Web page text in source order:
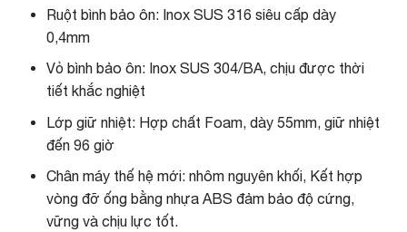
Ruột bình bảo ôn: Inox SUS 316 siêu cấp dày
0,4mm
Vỏ bình bảo ôn: Inox SUS 304/BA, chịu được thời
tiết khắc nghiệt
Lớp giữ nhiệt: Hợp chất Foam, dày 55mm, giữ nhiệt
đến 96 giờ
Chân máy thế hệ mới: nhôm nguyên khối, Kết hợp
vòng đỡ ống bằng nhựa ABS đảm bảo độ cứng,
vững và chịu lực tốt.